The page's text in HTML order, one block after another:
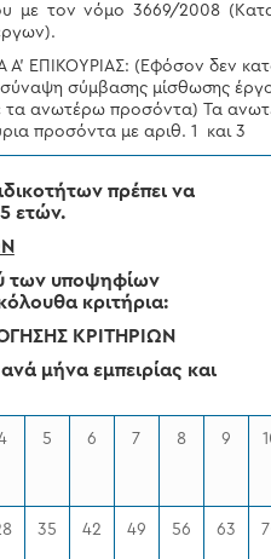
με τον νόμο 3669/2008
Α’ ΕΠΙΚΟΥΡΙΑΣ: (Εφόσον δεν
σύμβασης μίσθωσης
τα ανωτέρω προσόντα) Τα
προσόντα με αριθ. 1 και 3
πρέπει να
ετών.
των υποψηφίων
κριτήρια:
ΚΡΙΤΗΡΙΩΝ
μήνα εμπειρίας και
5 6 7 8 9
35 42 49 56 63